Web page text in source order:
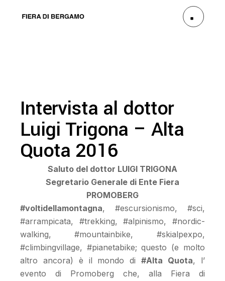
Intervista al dottor
Luigi Trigona – Alta
Quota 2016
Saluto del dottor LUIGI TRIGONA
Segretario Generale di Ente Fiera
PROMOBERG
#voltidellamontagna, #escursionismo, #sci,
#arrampicata, #trekking, #alpinismo, #nordic-
walking, #mountainbike, #skialpexpo,
#climbingvillage, #pianetabike; questo (e molto
altro ancora) è il mondo di#Alta Quota, l’
evento di Promoberg che, alla Fiera di